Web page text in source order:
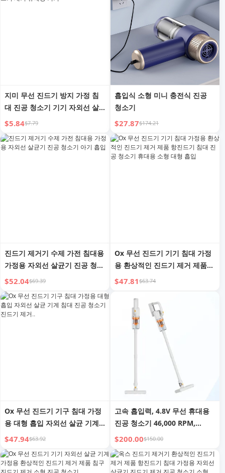
지미 무선 진드기 방지 가정 침
대 진공 청소기 기기 자외선 살
균기 침대 작은 진드기 제거 휴
대용 기기
$5.84$7.79
흡입식 소형 미니 충전식 진공
청소기
$27.87$174.21
진드기 제거기 수제 가전 침대용
가정용 자외선 살균기 진공 청소
기 아기 흡입
$52.04$69.39
Ox 무선 진드기 기기 침대 가정
용 환상적인 진드기 제거 제품
항진드기 침대 진공 청소기 휴대
$47.81$63.74
Ox 무선 진드기 기구 침대 가정
용 대형 흡입 자외선 살균 기계
침대 진공 청소기 진드기 제거..
$47.94$63.92
고속 흡입력, 4.8V 무선 휴대용
진공 청소기 46,000 RPM,
8000Pa
$200.00$150.00